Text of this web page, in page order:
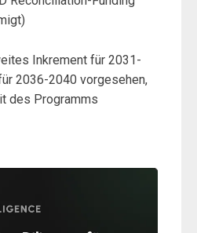
Inkrement für 2031-
2036-2040 vorgesehen,
des Programms